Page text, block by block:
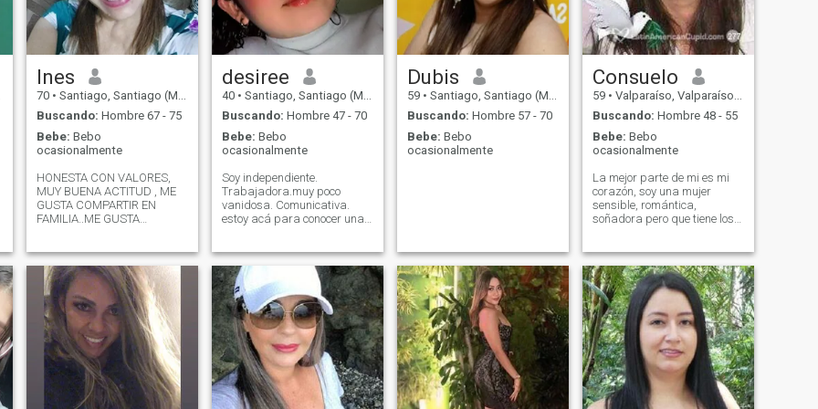
Ines
70 • Santiago, Santiago (Metro), Chile
Buscando: Hombre 67 - 75
Bebe: Bebo
ocasionalmente
HONESTA CON VALORES,
MUY BUENA ACTITUD , ME
GUSTA COMPARTIR EN
FAMILIA..ME GUSTA
BUENA COMUNICACIÓN..
CREO EN EL AMOR Y LOS
BONITOS DETALLES COMO
LO ES LAS BONITA
PALABRAS DE CARIÑOS EN
UNA RELACIÓN SERIA.. 👁
👓 😔 No VEO LOS ME gusta
desiree
40 • Santiago, Santiago (Metro), Chile
Buscando: Hombre 47 - 70
Bebe: Bebo
ocasionalmente
Soy independiente.
Trabajadora.muy poco
vanidosa. Comunicativa.
estoy acá para conocer una
que no es mío sola sin
familia sin amistades y me
invade una fuerte depresión.
a ver si conosco personas
par
Dubis
59 • Santiago, Santiago (Metro), Chile
Buscando: Hombre 57 - 70
Bebe: Bebo
ocasionalmente
Consuelo
59 • Valparaíso, Valparaíso, Chile
Buscando: Hombre 48 - 55
Bebe: Bebo
ocasionalmente
La mejor parte de mi es mi
corazón, soy una mujer
sensible, romántica,
soñadora pero que tiene los
amigos y la familia, el cine,
la música. La naturaleza
tiene un encanto especial
para mi y cada vez que
puedo disfruto de ella, me
gusta viajar, he visitado
España, Francia, Bélgica y
Holanda. Una conversación
interesante es muy atractiva
y si la acompañas de una
copa de vino se convierte en